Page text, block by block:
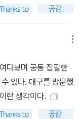
다보며 공동 집필한
있다. 대구를 방문했
란 생각이다.